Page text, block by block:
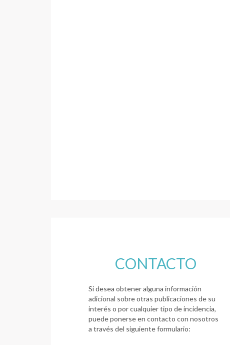
CONTACTO
Si desea obtener alguna información
adicional sobre otras publicaciones de su
interés o por cualquier tipo de incidencia,
puede ponerse en contacto con nosotros
a través del siguiente formulario: